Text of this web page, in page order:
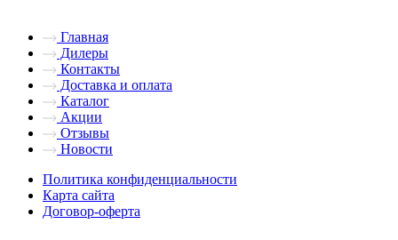
Главная
Дилеры
Контакты
Доставка и оплата
Каталог
Акции
Отзывы
Новости
Политика конфиденциальности
Карта сайта
Договор-оферта